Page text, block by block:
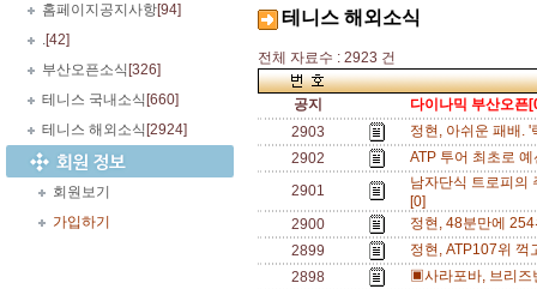
홈페이지공지사항[94]
.[42]
부산오픈소식 [326]
테니스 국내소식 [660]
테니스 해외소식 [2924]
회원보기
가입하기
테니스 해외소식
전체 자료수 : 2923 건
공지
다이나믹 부산오픈
2903
정현, 아쉬운 패배.
2902
ATP 투어 최초로
2901
남자단식 트로피의
[0]
2900
정현, 48분만에
2899
정현, ATP107위
2898
▣사라포바, 브리즈